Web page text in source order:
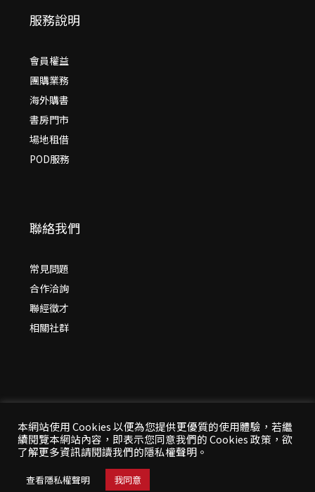
服務說明
會員權益
團購業務
海外購書
書房門市
場地租借
POD服務
聯絡我們
常見問題
合作洽詢
聯經徵才
相關社群
© 2026 年聯經出版：思考，連結過去與未來
All Rights Reserved | 本站台資料為版權所有，非經同
意請勿作任何形式之轉載使用
本網站使用 Cookies 以便為您提供更優質的使用體驗，若繼
續閱覽本網站內容，即表示您同意我們的 Cookies 政策，欲
了解更多資訊請閱讀我們的隱私權聲明。
查看隱私權聲明 我同意